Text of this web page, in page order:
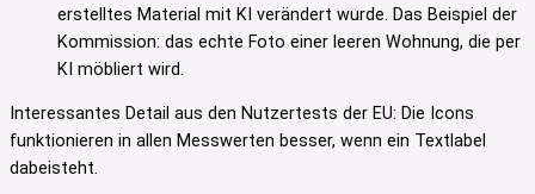
erstelltes Material mit KI verändert wurde. Das Beispiel der
Kommission: das echte Foto einer leeren Wohnung, die per
KI möbliert wird.
Interessantes Detail aus den Nutzertests der EU: Die Icons
funktionieren in allen Messwerten besser, wenn ein Textlabel
dabeisteht.